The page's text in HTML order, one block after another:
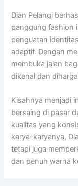
Dian Pelangi
panggung fashion
penguatan
adaptif. Dengan
membuka jalan
dikenal dan
Kisahnya menjadi
bersaing di pasar
kualitas yang
karya-karyanya,
tetapi juga
dan penuh warna